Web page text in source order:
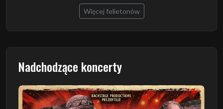
Więcej felietonów
Nadchodzące koncerty